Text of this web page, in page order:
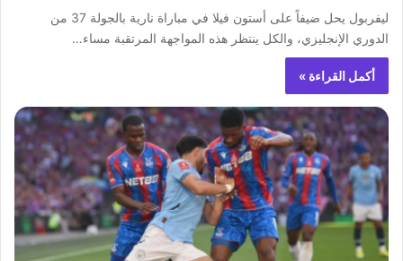
ليفربول يحل ضيفاً على أستون فيلا في مباراة نارية بالجولة 37 من
الدوري الإنجليزي، والكل ينتظر هذه المواجهة المرتقبة مساء…
أكمل القراءة »